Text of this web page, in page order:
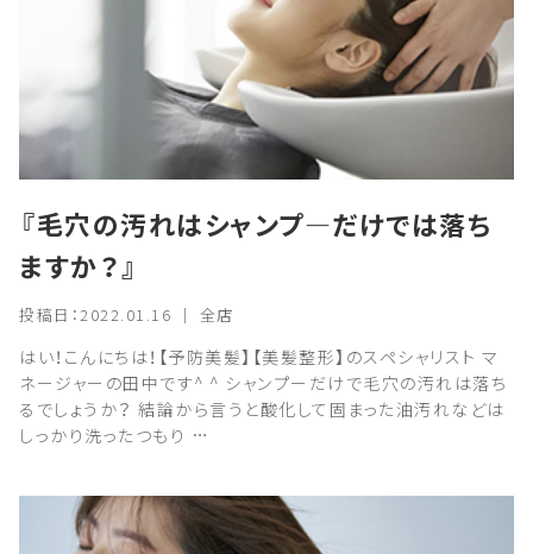
『毛穴の汚れはシャンプ―だけでは落ち
ますか？』
投稿日：2022.01.16 ｜ 全店
はい！こんにちは！【予防美髪】【美髪整形】のスペシャリスト マ
ネージャーの田中です^ ^ シャンプーだけで毛穴の汚れは落ち
るでしょうか？ 結論から言うと酸化して固まった油汚れなどは
しっかり洗ったつもり …